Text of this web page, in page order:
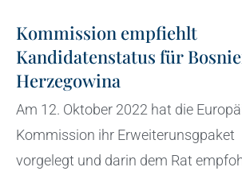
Kommission empfiehlt
Kandidatenstatus für
Herzegowina
Am 12. Oktober 2022 hat die
Kommission ihr Erweiterunsgpaket
vorgelegt und darin dem Rat